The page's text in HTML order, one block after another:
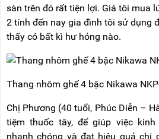
sàn trên đó rất tiện lợi. Giá tôi mua
2 tính đến nay gia đình tôi sử dụng
thấy có bất kì hư hỏng nào.
Thang nhôm ghế 4 bậc Nikawa
Chị Phương (40 tuổi, Phúc Diễn –
tiệm thuốc tây, để giúp việc
nhanh chóng và đạt hiệu quả chị